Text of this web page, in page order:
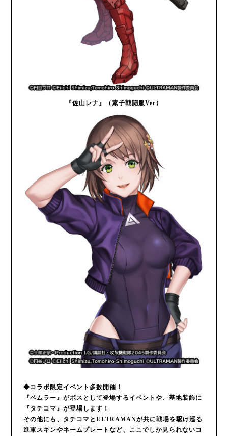
『佐山レナ』（素子戦闘服Ver）
◆コラボ限定イベント多数開催！
『ベムラー』がボスとして登場するイベントや、基地装飾に
『タチコマ』が登場します！
その他にも、タチコマとULTRAMANが共に戦場を駆け巡る
進軍スキンやネームプレートなど、ここでしか見られないコ